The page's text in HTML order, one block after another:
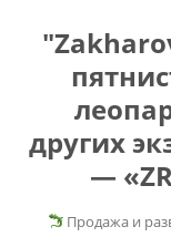
других
—
Продажа и